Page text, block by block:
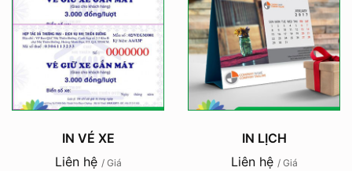
IN VÉ XE
Liên hệ / Giá
IN LỊCH
Liên hệ / Giá